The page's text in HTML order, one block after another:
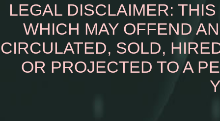
LEGAL DISCLAIMER:
WHICH MAY OFFEND
CIRCULATED, SOLD,
OR PROJECTED TO A